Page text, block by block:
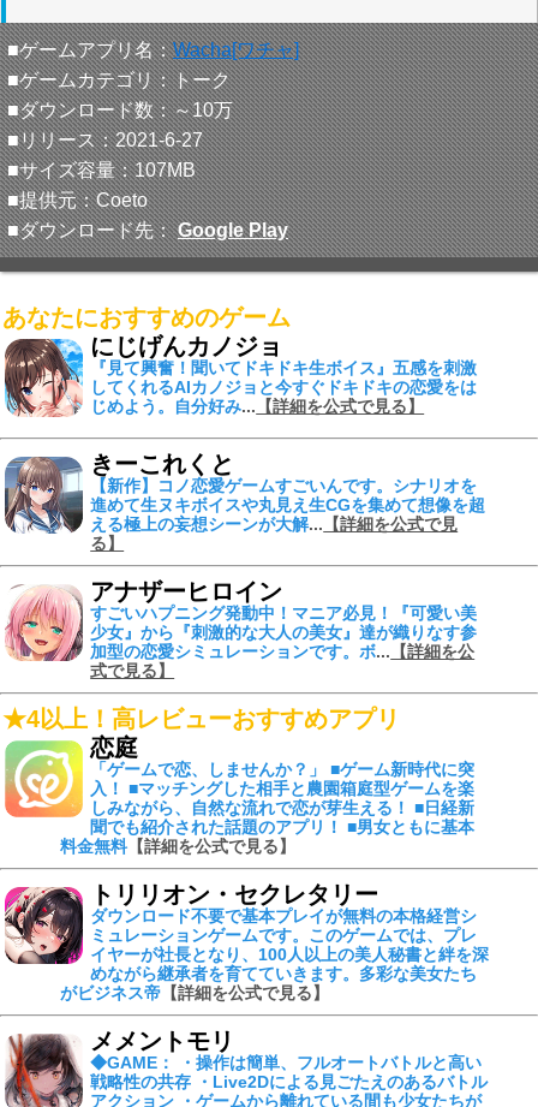
■ゲームアプリ名：Wacha[ワチャ]
■ゲームカテゴリ：トーク
■ダウンロード数：～10万
■リリース：2021-6-27
■サイズ容量：107MB
■提供元：Coeto
■ダウンロード先： Google Play
あなたにおすすめのゲーム
にじげんカノジョ
『見て興奮！聞いてドキドキ生ボイス』五感を刺激
してくれるAIカノジョ と今すぐドキドキの恋愛をは
じめよう。自分好み... 【詳細を公式で見る】
きーこれくと
【新作】コノ恋愛ゲームすごいんです。シナリオを
進めて生ヌキボイスや丸見え生CGを集めて想像を超
える極上の妄想シーンが大解... 【詳細を公式で見
る】
アナザーヒロイン
すごいハプニング発動中！ マニア必見！『可愛い美
少女』から『刺激的な大人の美女』達が織りなす参
加型の恋愛シミュレーションです。ボ... 【詳細を公
式で見る】
★4以上！高レビューおすすめアプリ
恋庭
「ゲームで恋、しませんか？」 ■ゲーム新時代に突
入！ ■マッチングした相手と農園箱庭型ゲームを楽
しみながら、自然な流れで恋が芽生える！ ■日経新
聞でも紹介された話題のアプリ！ ■男女ともに基本
料金無料【詳細を公式で見る】
トリリオン・セクレタリー
ダウンロード不要で基本プレイが無料の本格経営シ
ミュレーションゲームです。このゲームでは、プレ
イヤーが社長となり、100人以上の美人秘書と絆を深
めながら継承者を育てていきます。多彩な美女たち
がビジネス帝【詳細を公式で見る】
メメントモリ
◆GAME： ・操作は簡単、フルオートバトルと高い
戦略性の共存 ・Live2Dによる見ごたえのあるバトル
アクション ・ゲームから離れている間も少女たちが